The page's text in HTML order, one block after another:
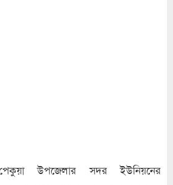
উপজেলার সদর ইউনিয়নের